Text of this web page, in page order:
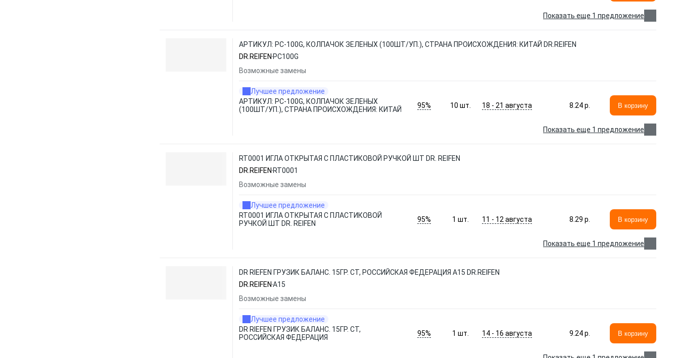
Показать еще 1 предложение
АРТИКУЛ: PC-100G, КОЛПАЧОК ЗЕЛЕНЫХ (100ШТ/УП.), СТРАНА ПРОИСХОЖДЕНИЯ: КИТАЙ DR.REIFEN
DR.REIFEN PC100G
Возможные замены
Лучшее предложение
АРТИКУЛ: PC-100G, КОЛПАЧОК ЗЕЛЕНЫХ
(100ШТ/УП.), СТРАНА ПРОИСХОЖДЕНИЯ: КИТАЙ
95% 10 шт. 18 - 21 августа 8.24 p. В корзину
Показать еще 1 предложение
RT0001 ИГЛА ОТКРЫТАЯ С ПЛАСТИКОВОЙ РУЧКОЙ ШТ DR. REIFEN
DR.REIFEN RT0001
Возможные замены
Лучшее предложение
RT0001 ИГЛА ОТКРЫТАЯ С ПЛАСТИКОВОЙ
РУЧКОЙ ШТ DR. REIFEN
95% 1 шт. 11 - 12 августа 8.29 p. В корзину
Показать еще 1 предложение
DR RIEFEN ГРУЗИК БАЛАНС. 15ГР. СТ, РОССИЙСКАЯ ФЕДЕРАЦИЯ A15 DR.REIFEN
DR.REIFEN A15
Возможные замены
Лучшее предложение
DR RIEFEN ГРУЗИК БАЛАНС. 15ГР. СТ,
РОССИЙСКАЯ ФЕДЕРАЦИЯ
95% 1 шт. 14 - 16 августа 9.24 p. В корзину